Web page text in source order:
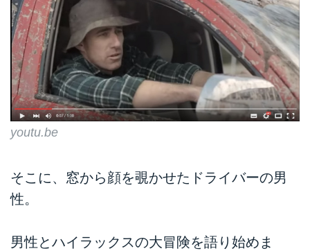
youtu.be
そこに、窓から顔を覗かせたドライバーの男
性。
男性とハイラックスの大冒険を語り始めま